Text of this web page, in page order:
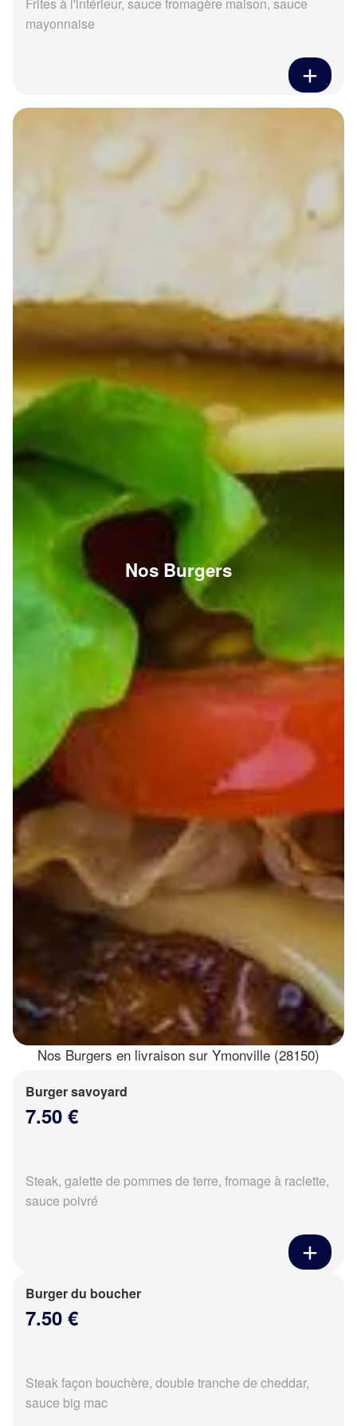
mayonnaise
Nos Burgers
Nos Burgers en livraison sur Ymonville (28150)
Burger savoyard
7.50 €
Steak, galette de pommes de terre, fromage à raclette,
sauce poivré
Burger du boucher
7.50 €
Steak façon bouchère, double tranche de cheddar,
sauce big mac